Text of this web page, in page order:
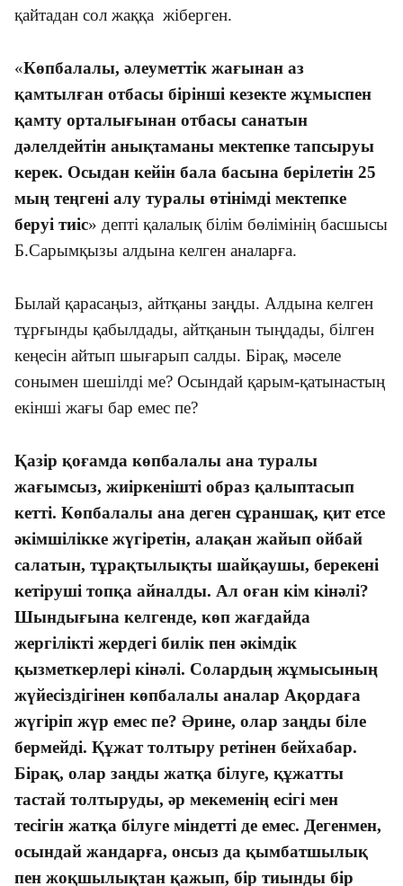
қайтадан сол жаққа жіберген.
«Көпбалалы, әлеуметтік жағынан аз
қамтылған отбасы бірінші кезекте жұмыспен
қамту орталығынан отбасы санатын
дәлелдейтін анықтаманы мектепке тапсыруы
керек. Осыдан кейін бала басына берілетін 25
мың теңгені алу туралы өтінімді мектепке
беруі тиіс» депті қалалық білім бөлімінің басшысы
Б.Сарымқызы алдына келген аналарға.
Былай қарасаңыз, айтқаны заңды. Алдына келген
тұрғынды қабылдады, айтқанын тыңдады, білген
кеңесін айтып шығарып салды. Бірақ, мәселе
сонымен шешілді ме? Осындай қарым-қатынастың
екінші жағы бар емес пе?
Қазір қоғамда көпбалалы ана туралы
жағымсыз, жиіркенішті образ қалыптасып
кетті. Көпбалалы ана деген сұраншақ, қит етсе
әкімшілікке жүгіретін, алақан жайып ойбай
салатын, тұрақтылықты шайқаушы, берекені
кетіруші топқа айналды. Ал оған кім кінәлі?
Шындығына келгенде, көп жағдайда
жергілікті жердегі билік пен әкімдік
қызметкерлері кінәлі. Солардың жұмысының
жүйесіздігінен көпбалалы аналар Ақордаға
жүгіріп жүр емес пе? Әрине, олар заңды біле
бермейді. Құжат толтыру ретінен бейхабар.
Бірақ, олар заңды жатқа білуге, құжатты
тастай толтыруды, әр мекеменің есігі мен
тесігін жатқа білуге міндетті де емес. Дегенмен,
осындай жандарға, онсыз да қымбатшылық
пен жоқшылықтан қажып, бір тиынды бір